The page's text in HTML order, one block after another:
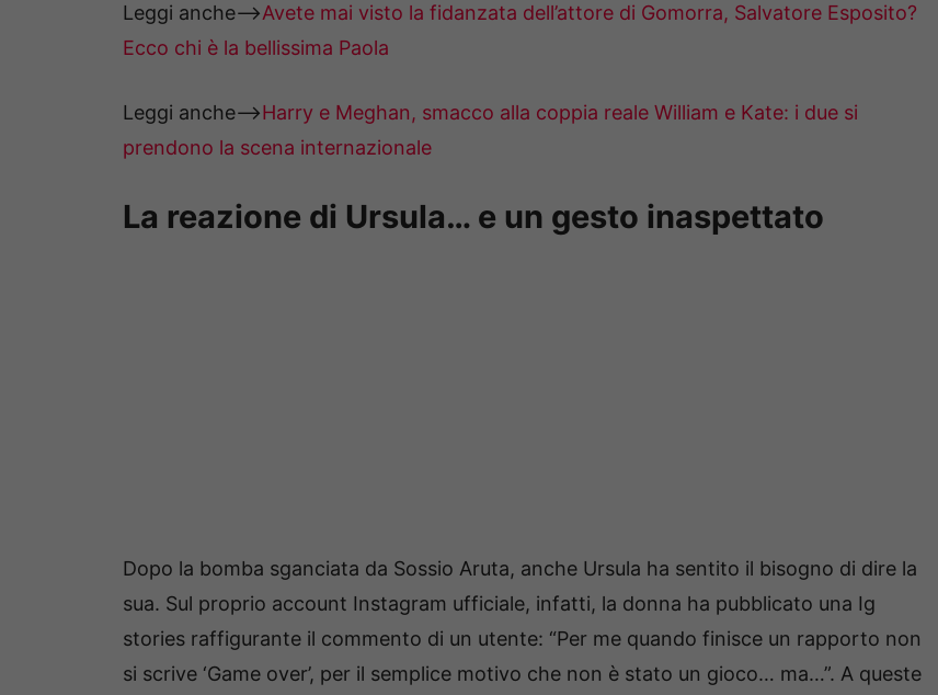
Leggi anche—>Avete mai visto la fidanzata dell’attore di Gomorra, Salvatore Esposito?
Ecco chi è la bellissima Paola
Leggi anche—>Harry e Meghan, smacco alla coppia reale William e Kate: i due si
prendono la scena internazionale
La reazione di Ursula… e un gesto inaspettato
Dopo la bomba sganciata da Sossio Aruta, anche Ursula ha sentito il bisogno di dire la
sua. Sul proprio account Instagram ufficiale, infatti, la donna ha pubblicato una Ig
stories raffigurante il commento di un utente: “Per me quando finisce un rapporto non
si scrive ‘Game over’, per il semplice motivo che non è stato un gioco… ma…”. A queste